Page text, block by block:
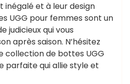
et à leur design
UGG pour femmes sont un
judicieux qui vous
après saison. N’hésitez
collection de bottes UGG
parfaite qui allie style et